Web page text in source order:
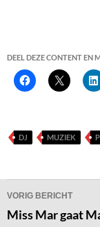
DEEL DEZE CONTENT EN
DJ MUZIEK
Bericht
navigatie
VORIG BERICHT
Miss Mar gaat